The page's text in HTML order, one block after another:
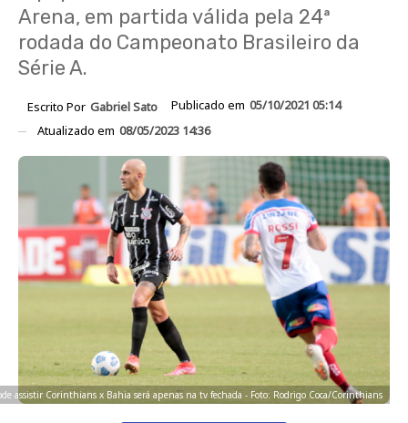
Arena, em partida válida pela 24ª
rodada do Campeonato Brasileiro da
Série A.
Escrito Por Gabriel Sato Publicado em 05/10/2021 05:14
Atualizado em 08/05/2023 14:36
assistir Corinthians x Bahia será apenas na tv fechada - Foto: Rodrigo Coca/Corinthians